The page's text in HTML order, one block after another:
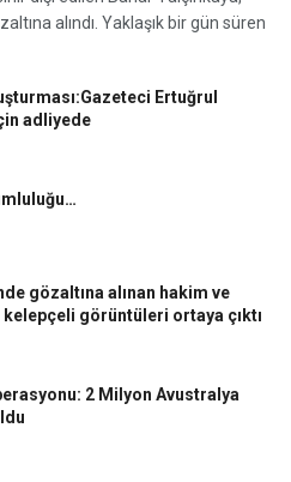
alındı. Yaklaşık bir gün süren
Ertuğrul
adliyede
gözaltına alınan hakim ve
kelepçeli görüntüleri ortaya çıktı
2 Milyon Avustralya